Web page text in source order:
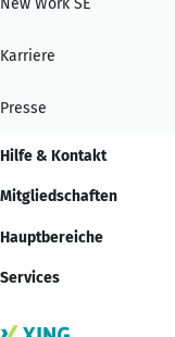
New Work SE
Karriere
Presse
Hilfe & Kontakt
Mitgliedschaften
Hauptbereiche
Services